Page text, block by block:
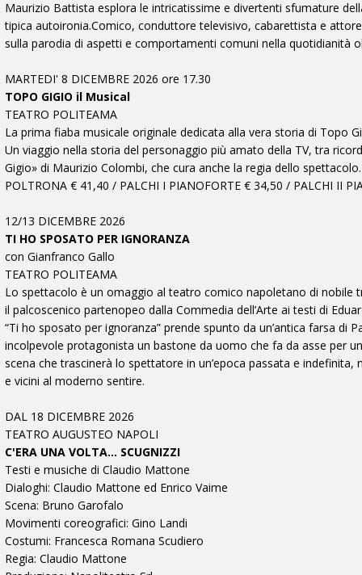
Maurizio Battista esplora le intricatissime e divertenti sfumature
tipica autoironia.Comico, conduttore televisivo, cabarettista e
sulla parodia di aspetti e comportamenti comuni nella quotidianità
MARTEDI' 8 DICEMBRE 2026 ore 17.30
TOPO GIGIO il Musical
TEATRO POLITEAMA
La prima fiaba musicale originale dedicata alla vera storia di
Un viaggio nella storia del personaggio più amato della TV, tra
Gigio» di Maurizio Colombi, che cura anche la regia dello spettacolo.
POLTRONA € 41,40 / PALCHI I PIANOFORTE € 34,50 / PALCHI II
12/13 DICEMBRE 2026
TI HO SPOSATO PER IGNORANZA
con Gianfranco Gallo
TEATRO POLITEAMA
Lo spettacolo è un omaggio al teatro comico napoletano di
il palcoscenico partenopeo dalla Commedia dell’Arte ai testi di
“Ti ho sposato per ignoranza” prende spunto da un’antica farsa di
incolpevole protagonista un bastone da uomo che fa da asse per
scena che trascinerà lo spettatore in un’epoca passata e
e vicini al moderno sentire.
DAL 18 DICEMBRE 2026
TEATRO AUGUSTEO NAPOLI
C'ERA UNA VOLTA... SCUGNIZZI
Testi e musiche di Claudio Mattone
Dialoghi: Claudio Mattone ed Enrico Vaime
Scena: Bruno Garofalo
Movimenti coreografici: Gino Landi
Costumi: Francesca Romana Scudiero
Regia: Claudio Mattone